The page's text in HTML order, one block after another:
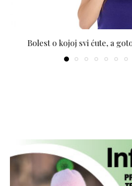
Bolest o kojoj svi ćute, a